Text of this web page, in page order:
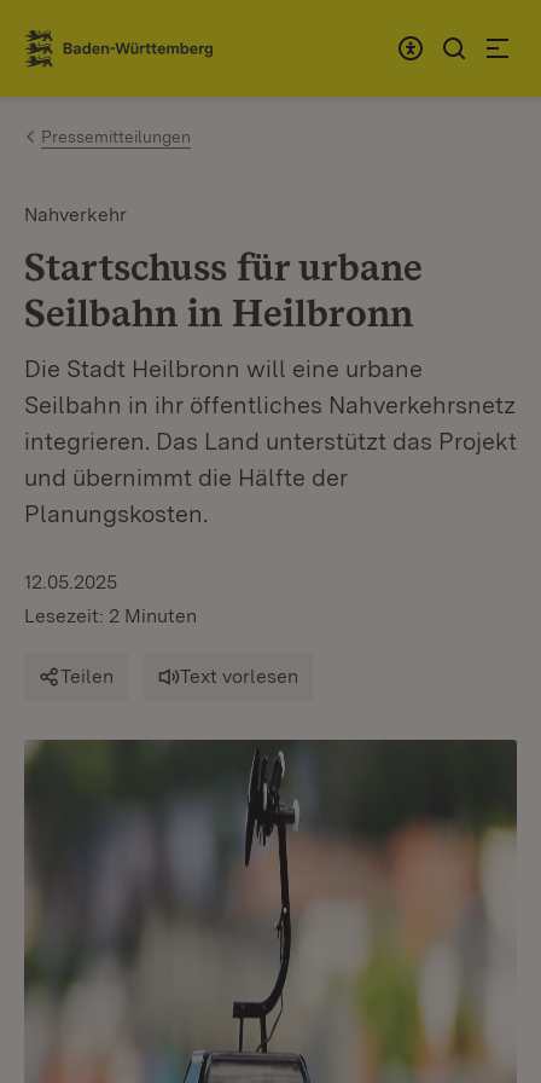
Zum Inhalt springen
Link zur Startseite
Pressemitteilungen
Nahverkehr
Startschuss für urbane
Seilbahn in Heilbronn
Die Stadt Heilbronn will eine urbane
Seilbahn in ihr öffentliches Nahverkehrsnetz
integrieren. Das Land unterstützt das Projekt
und übernimmt die Hälfte der
Planungskosten.
12.05.2025
Lesezeit: 2 Minuten
Teilen Text vorlesen